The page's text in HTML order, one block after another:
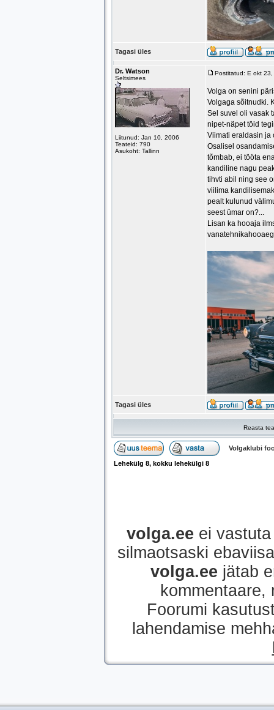
Tagasi üles
Dr. Watson
Seltsimees
Liitunud: Jan 10, 2006
Teateid: 790
Asukoht: Tallinn
Postitatud: E okt
Volga on senini
Volgaga sõitnudki.
Sel suvel oli vasak
nipet-näpet töid
Viimati eraldasin ja
Osalisel
tõmbab, ei tööta
kandiline nagu
tihvti abil ning see
viilima
pealt kulunud
seest ümar on?...
Lisan ka hooaja
Tagasi üles
Reasta
Volgaklubi
Lehekülg 8, kokku lehekülgi 8
volga.ee ei
silmaotsaski
volga.ee jätab
Foorumi
lahendamise